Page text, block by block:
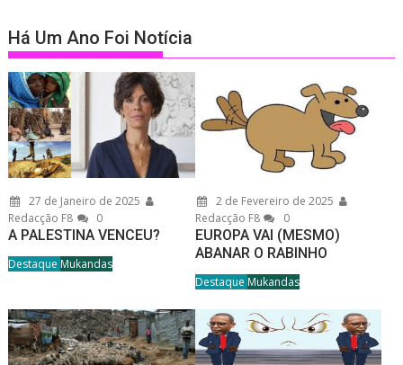
Há Um Ano Foi Notícia
27 de Janeiro de 2025
Redacção F8
0
A PALESTINA VENCEU?
Destaque Mukandas
2 de Fevereiro de 2025
Redacção F8
0
EUROPA VAI (MESMO)
ABANAR O RABINHO
Destaque Mukandas